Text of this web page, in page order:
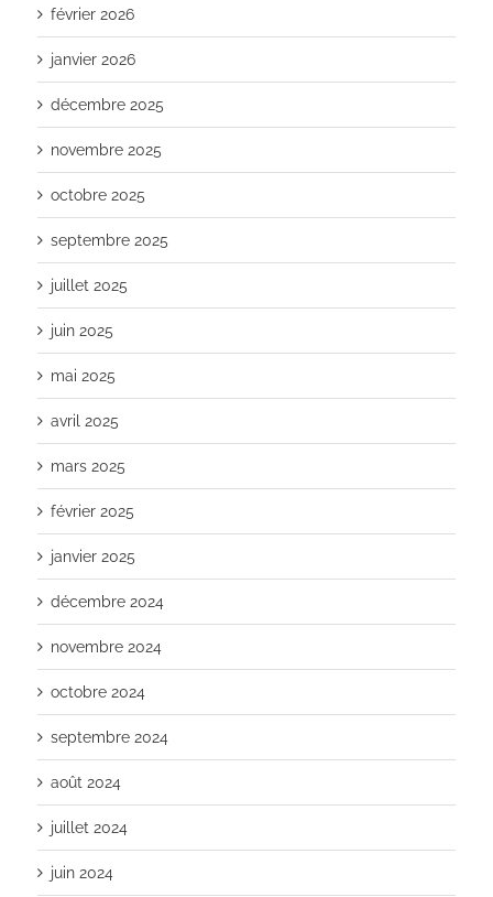
février 2026
janvier 2026
décembre 2025
novembre 2025
octobre 2025
septembre 2025
juillet 2025
juin 2025
mai 2025
avril 2025
mars 2025
février 2025
janvier 2025
décembre 2024
novembre 2024
octobre 2024
septembre 2024
août 2024
juillet 2024
juin 2024